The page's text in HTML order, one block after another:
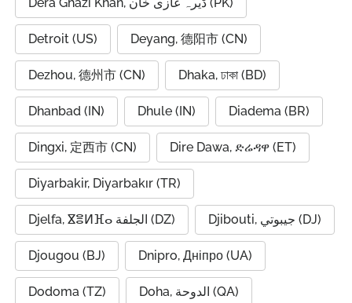
Detroit (US) Deyang, 德阳市 (CN)
Dezhou, 德州市 (CN) Dhaka, ঢাকা (BD)
Dhanbad (IN) Dhule (IN) Diadema (BR)
Dingxi, 定西市 (CN) Dire Dawa, ድሬዳዋ (ET)
Diyarbakir, Diyarbakır (TR)
Djelfa, ⴵⴻⵍⴼⴰ الجلفة (DZ) Djibouti, جيبوتي (DJ)
Djougou (BJ) Dnipro, Дніпро (UA)
Dodoma (TZ) Doha, الدوحة (QA)